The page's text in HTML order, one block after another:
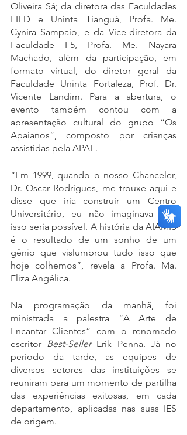
Oliveira Sá; da diretora das Faculdades
FIED e Uninta Tianguá, Profa. Me.
Cynira Sampaio, e da Vice-diretora da
Faculdade F5, Profa. Me. Nayara
Machado, além da participação, em
formato virtual, do diretor geral da
Faculdade Uninta Fortaleza, Prof. Dr.
Vicente Landim. Para a abertura, o
evento também contou com a
apresentação cultural do grupo “Os
Apaianos”, composto por crianças
assistidas pela APAE.
“Em 1999, quando o nosso Chanceler,
Dr. Oscar Rodrigues, me trouxe aqui e
disse que iria construir um Centro
Universitário, eu não imaginava que
isso seria possível. A história da AIAMIS
é o resultado de um sonho de um
gênio que vislumbrou tudo isso que
hoje colhemos”, revela a Profa. Ma.
Eliza Angélica.
Na programação da manhã, foi
ministrada a palestra “A Arte de
Encantar Clientes” com o renomado
escritor Best-Seller Erik Penna. Já no
período da tarde, as equipes de
diversos setores das instituições se
reuniram para um momento de partilha
das experiências exitosas, em cada
departamento, aplicadas nas suas IES
de origem.